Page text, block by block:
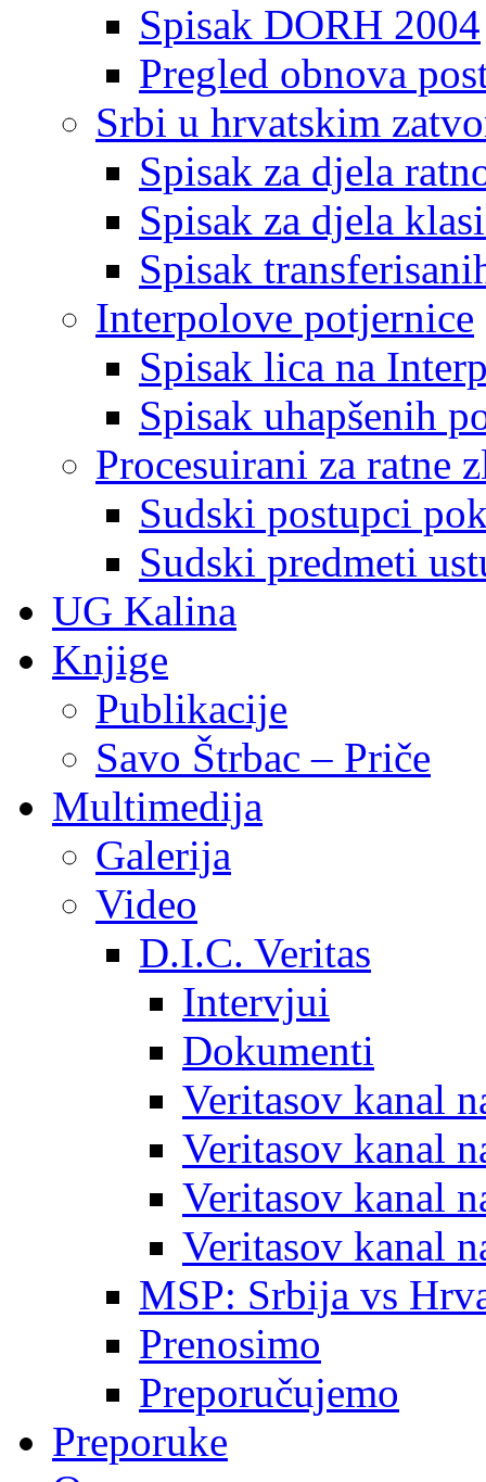
Spisak DORH 2004
Pregled obnova
Srbi u hrvatskim
Spisak za djela
Spisak za djela
Spisak
Interpolove potjernice
Spisak lica na
Spisak uhapšenih
Procesuirani za ratne
Sudski postupci
Sudski predmeti
UG Kalina
Knjige
Publikacije
Savo Štrbac – Priče
Multimedija
Galerija
Video
D.I.C. Veritas
Intervjui
Dokumenti
Veritasov kanal
Veritasov kanal
Veritasov kanal
Veritasov kanal
MSP: Srbija vs
Prenosimo
Preporučujemo
Preporuke